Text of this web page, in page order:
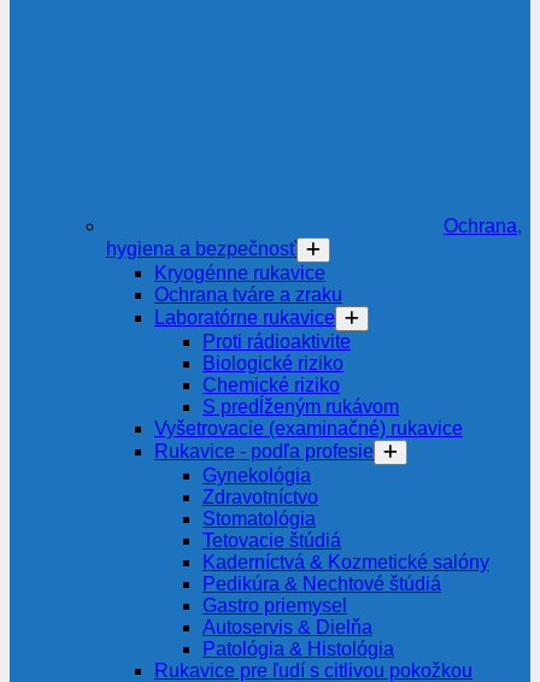
Ochrana,
hygiena a bezpečnosť
Kryogénne rukavice
Ochrana tváre a zraku
Laboratórne rukavice
Proti rádioaktivite
Biologické riziko
Chemické riziko
S predĺženým rukávom
Vyšetrovacie (examinačné) rukavice
Rukavice - podľa profesie
Gynekológia
Zdravotníctvo
Stomatológia
Tetovacie štúdiá
Kaderníctvá & Kozmetické salóny
Pedikúra & Nechtové štúdiá
Gastro priemysel
Autoservis & Dielňa
Patológia & Histológia
Rukavice pre ľudí s citlivou pokožkou